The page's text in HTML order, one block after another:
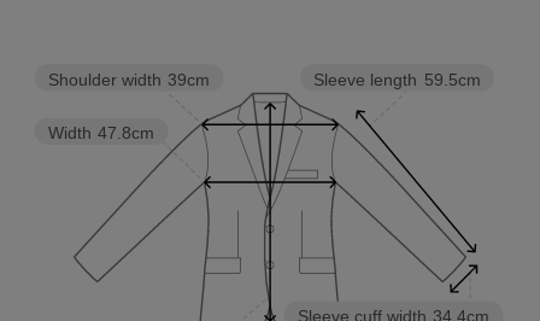
Sleeve cuff width 34.4cm
Sleeve length 59.5cm
Width 47.8cm
Shoulder width 39cm